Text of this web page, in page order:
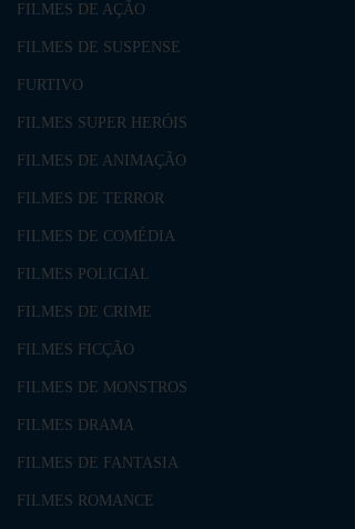
FILMES DE AÇÃO
FILMES DE SUSPENSE
FURTIVO
FILMES SUPER HERÓIS
FILMES DE ANIMAÇÃO
FILMES DE TERROR
FILMES DE COMÉDIA
FILMES POLICIAL
FILMES DE CRIME
FILMES FICÇÃO
FILMES DE MONSTROS
FILMES DRAMA
FILMES DE FANTASIA
FILMES ROMANCE